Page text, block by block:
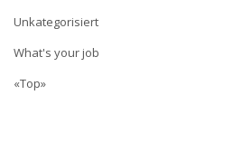
Unkategorisiert
What's your job
«Top»